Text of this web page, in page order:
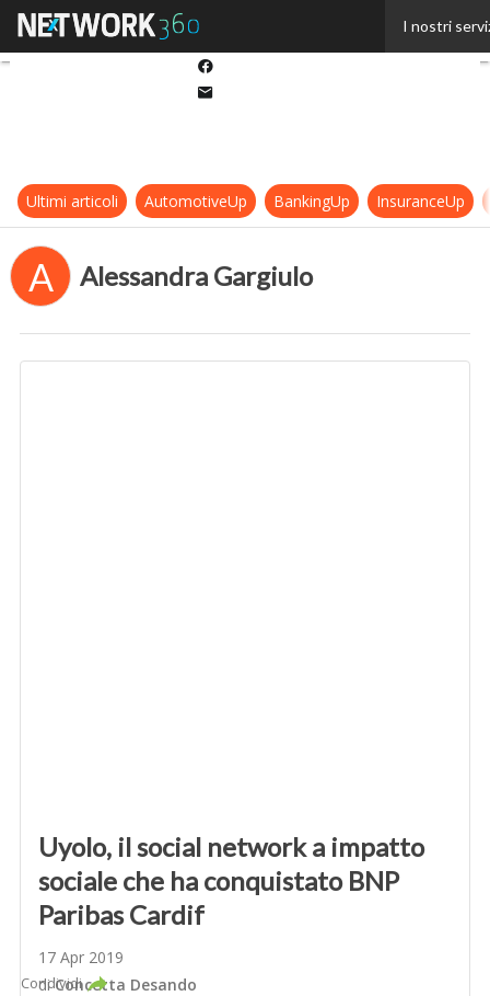
I nostri
Ultimi articoli AutomotiveUp BankingUp InsuranceUp
A Alessandra Gargiulo
Uyolo, il social network a impatto
sociale che ha conquistato BNP
Paribas Cardif
17 Apr 2019
diConcetta Desando
Condividi